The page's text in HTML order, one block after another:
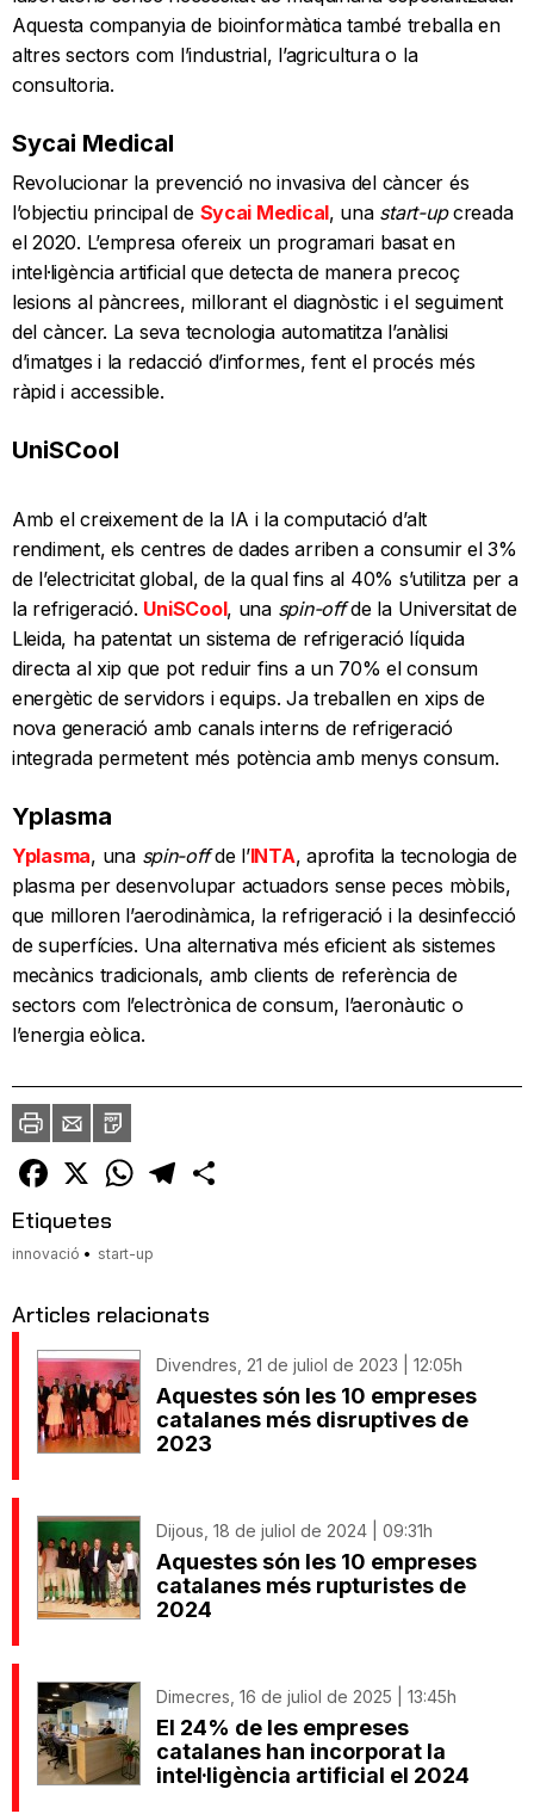
Aquesta companyia de bioinformàtica també treballa en
altres sectors com l’industrial, l’agricultura o la
consultoria.
Sycai Medical
Revolucionar la prevenció no invasiva del càncer és
l’objectiu principal de Sycai Medical, una start-upcreada
el 2020. L’empresa ofereix un programari basat en
intel·ligència artificial que detecta de manera precoç
lesions al pàncrees, millorant el diagnòstic i el seguiment
del càncer. La seva tecnologia automatitza l’anàlisi
d’imatges i la redacció d’informes, fent el procés més
ràpid i accessible.
UniSCool
Amb el creixement de la IA i la computació d’alt
rendiment, els centres de dades arriben a consumir el 3%
de l’electricitat global, de la qual fins al 40% s’utilitza per a
la refrigeració. UniSCool, una spin-offde la Universitat de
Lleida, ha patentat un sistema de refrigeració líquida
directa al xip que pot reduir fins a un 70% el consum
energètic de servidors i equips. Ja treballen en xips de
nova generació amb canals interns de refrigeració
integrada permetent més potència amb menys consum.
Yplasma
Yplasma, una spin-offde l’INTA, aprofita la tecnologia de
plasma per desenvolupar actuadors sense peces mòbils,
que milloren l’aerodinàmica, la refrigeració i la desinfecció
de superfícies. Una alternativa més eficient als sistemes
mecànics tradicionals, amb clients de referència de
sectors com l’electrònica de consum, l’aeronàutic o
l’energia eòlica.
ImprimirEnvia
un
amic
PDF
Facebook
X WhatsAppTelegram
Etiquetes
innovació start-up
Articles relacionats
Divendres, 21 de juliol de 2023 | 12:05h
Aquestes són les 10 empreses
catalanes més disruptives de
2023
Dijous, 18 de juliol de 2024 | 09:31h
Aquestes són les 10 empreses
catalanes més rupturistes de
2024
Dimecres, 16 de juliol de 2025 | 13:45h
El 24% de les empreses
catalanes han incorporat la
intel·ligència artificial el 2024